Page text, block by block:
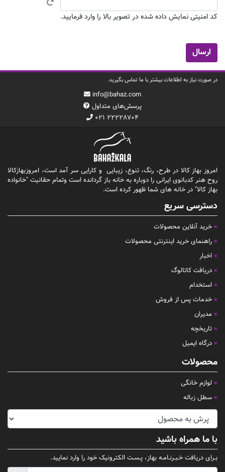
کد امنیتی نمایش داده شده در تصویر بالا را وارد فرمایید.
در صورت نیاز به اطلاعات بیشتر با ما تماس بگیرید.
info@bahaz.com
پرسش‌های متداول
۰۲۱ ۲۲۲۲۸۷۰۴
امروز بهاز کالا در طرح، رنگ، تنوع، زیبایی و کارایی سر آمد است، امروزبهازکالا
روح هنر کدبانوی ایرانی را دوباره به خانه باز گردانده است وتمام حقانیت "خانواده
بهاز کالا" در خانه های شما ظهور کرده است.
دسترسی سریع
خرید آنلاین محصولات
راهنمای خرید اینترنتی محصولات
اخبار
دریافت کاتالوگ
استخدام
خدمات پس از فروش
مدیران
تاریخچه
درگاه ایمیل
محصولات
لوازم خانگی
سطل زباله
با ما همراه باشید
بـرای دریافت خـبـرنـامـه بهاز، پـسـت الکترونیک خود را وارد نمایید.